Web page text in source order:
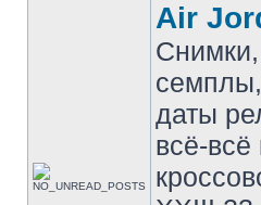
Air
даты
всё-